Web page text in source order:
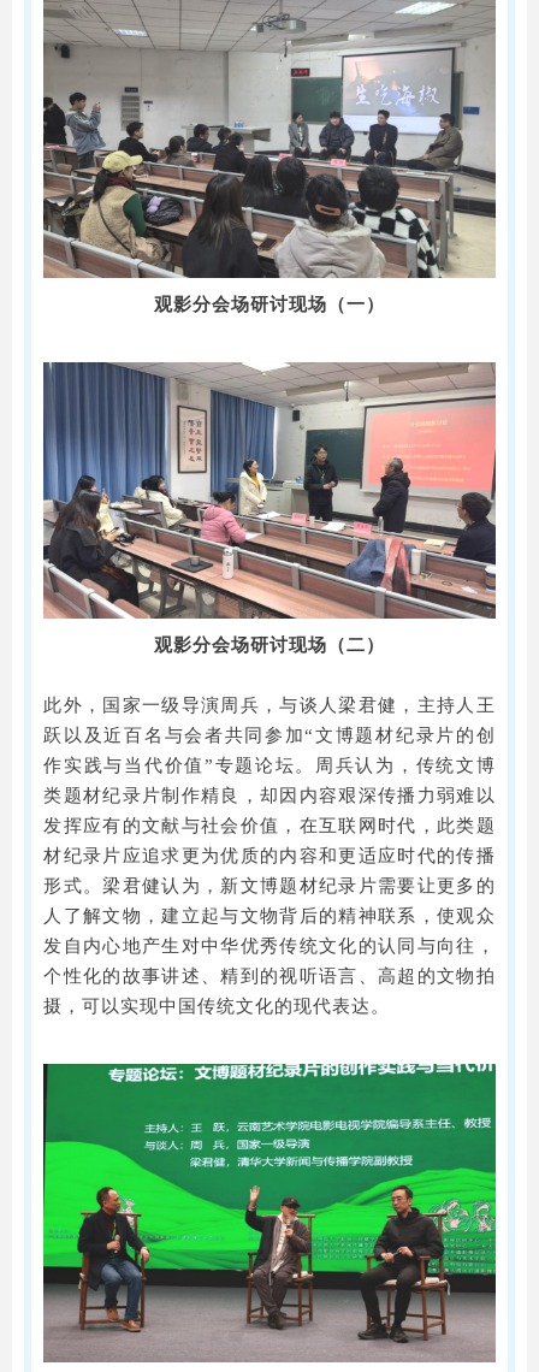
观影分会场研讨现场（一）
观影分会场研讨现场（二）
此外，国家一级导演周兵，与谈人梁君健，主持人王
跃以及近百名与会者共同参加“文博题材纪录片的创
作实践与当代价值”专题论坛。周兵认为，传统文博
类题材纪录片制作精良，却因内容艰深传播力弱难以
发挥应有的文献与社会价值，在互联网时代，此类题
材纪录片应追求更为优质的内容和更适应时代的传播
形式。梁君健认为，新文博题材纪录片需要让更多的
人了解文物，建立起与文物背后的精神联系，使观众
发自内心地产生对中华优秀传统文化的认同与向往，
个性化的故事讲述、精到的视听语言、高超的文物拍
摄，可以实现中国传统文化的现代表达。